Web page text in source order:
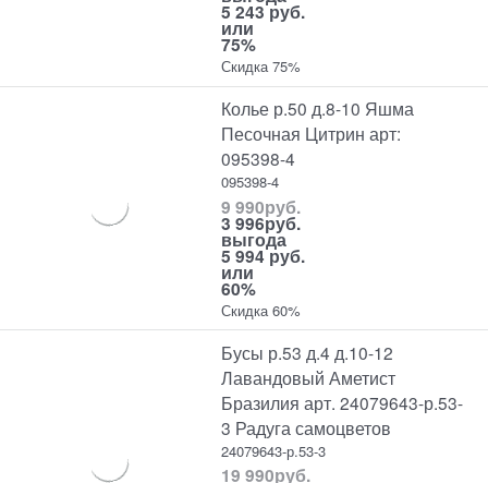
5 243 руб.
или
75%
Скидка 75%
Колье р.50 д.8-10 Яшма
Песочная Цитрин арт:
095398-4
095398-4
9 990руб.
3 996руб.
выгода
5 994 руб.
или
60%
Скидка 60%
Бусы р.53 д.4 д.10-12
Лавандовый Аметист
Бразилия арт. 24079643-р.53-
3 Радуга самоцветов
24079643-р.53-3
19 990руб.